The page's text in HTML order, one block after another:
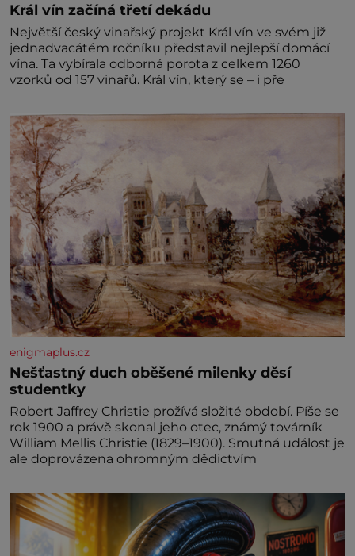
Král vín začíná třetí dekádu
Největší český vinařský projekt Král vín ve svém již
jednadvacátém ročníku představil nejlepší domácí
vína. Ta vybírala odborná porota z celkem 1260
vzorků od 157 vinařů. Král vín, který se – i pře
enigmaplus.cz
Nešťastný duch oběšené milenky děsí
studentky
Robert Jaffrey Christie prožívá složité období. Píše se
rok 1900 a právě skonal jeho otec, známý továrník
William Mellis Christie (1829–1900). Smutná událost je
ale doprovázena ohromným dědictvím